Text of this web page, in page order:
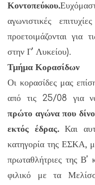
Κοντοπεύκου.
αγωνιστικές
προετοιμάζονται για
στην Γ’ Λυκείου).
Τμήμα Κορασίδων
Οι κορασίδες μας
από τις 25/08 για
πρώτο αγώνα που
εκτός έδρας.Και
κατηγορία της ΕΣΚΑ,
πρωταθλήτριες της Β’
φιλικό με τα